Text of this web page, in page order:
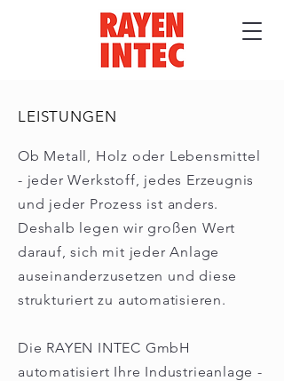
LEISTUNGEN
Ob Metall, Holz oder Lebensmittel
- jeder Werkstoff, jedes Erzeugnis
und jeder Prozess ist anders.
Deshalb legen wir großen Wert
darauf, sich mit jeder Anlage
auseinanderzusetzen und diese
strukturiert zu automatisieren.
Die RAYEN INTEC GmbH
automatisiert Ihre Industrieanlage -